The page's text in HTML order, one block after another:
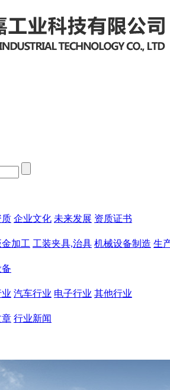
质 企业文化 未来发展 资质证书
加工 工装夹具,治具 机械设备制造 生
汽车行业 电子行业 其他行业
章 行业新闻